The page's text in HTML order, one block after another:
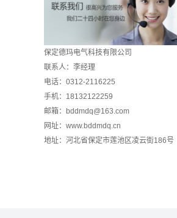
保定德玛电气科技有限公司
联系人：李经理
电话：0312-2116225
手机：18132122259
邮箱：bddmdq@163.com
网址：www.bddmdq.cn
地址：河北省保定市莲池区凌云街186号